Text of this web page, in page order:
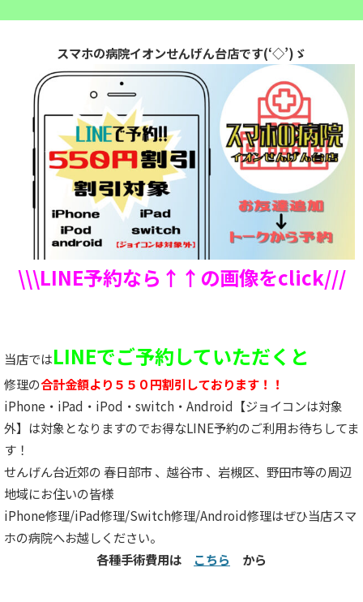
スマホの病院イオンせんげん台店です(‘◇’)ゞ
\\\LINE予約なら↑↑の画像をclick///
当店ではLINEでご予約していただくと
修理の合計金額より５５０円割引しております！！
iPhone・iPad・iPod・switch・Android【ジョイコンは対象
外】は対象となりますのでお得なLINE予約のご利用お待ちしてま
す！
せんげん台近郊の 春日部市 、越谷市 、岩槻区、野田市等の周辺
地域にお住いの皆様
iPhone修理/iPad修理/Switch修理/Android修理はぜひ当店スマ
ホの病院へお越しください。
各種手術費用は こちら から